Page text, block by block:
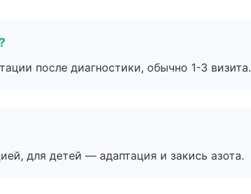
после диагностики, обычно 1-3 визита.
для детей — адаптация и закись азота.